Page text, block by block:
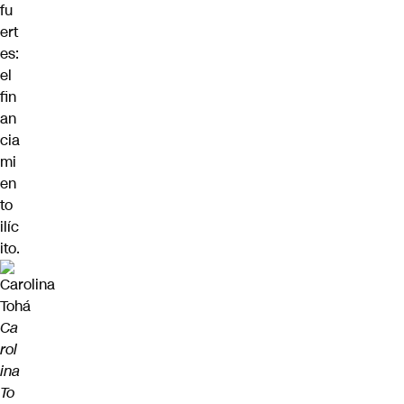
fu
ert
es:
el
fin
an
cia
mi
en
to
ilíc
ito.
Ca
rol
ina
To